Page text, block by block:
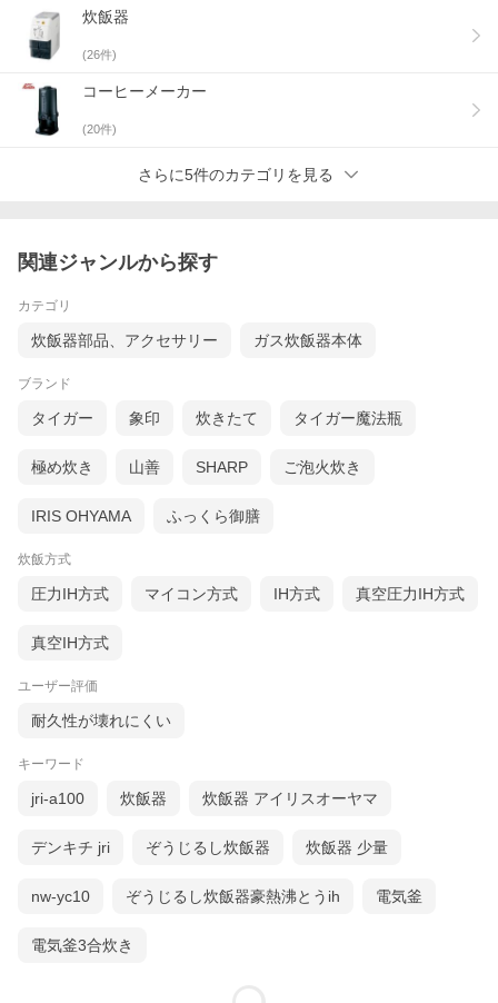
炊飯器
(26件)
コーヒーメーカー
(20件)
さらに5件のカテゴリを見る
関連ジャンルから探す
カテゴリ
炊飯器部品、アクセサリー ガス炊飯器本体
ブランド
タイガー 象印 炊きたて タイガー魔法瓶
極め炊き 山善 SHARP ご泡火炊き
IRIS OHYAMA ふっくら御膳
炊飯方式
圧力IH方式 マイコン方式 IH方式 真空圧力IH方式
真空IH方式
ユーザー評価
耐久性が壊れにくい
キーワード
jri-a100 炊飯器 炊飯器 アイリスオーヤマ
デンキチ jri ぞうじるし炊飯器 炊飯器 少量
nw-yc10 ぞうじるし炊飯器豪熱沸とうih 電気釜
電気釜3合炊き